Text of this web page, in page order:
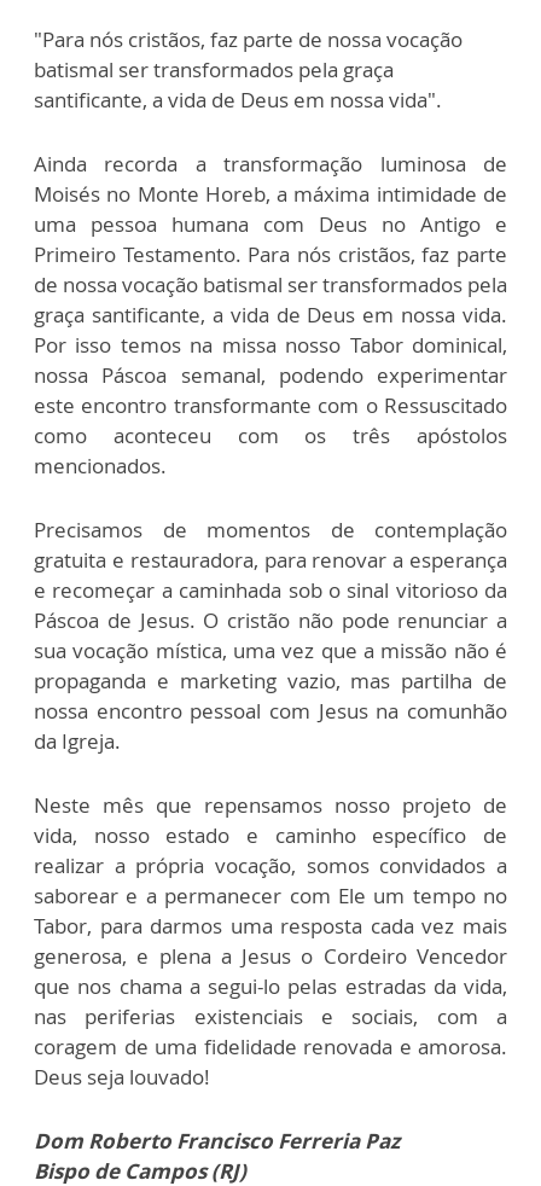
"Para nós cristãos, faz parte de nossa vocação
batismal ser transformados pela graça
santificante, a vida de Deus em nossa vida".
Ainda recorda a transformação luminosa de
Moisés no Monte Horeb, a máxima intimidade de
uma pessoa humana com Deus no Antigo e
Primeiro Testamento. Para nós cristãos, faz parte
de nossa vocação batismal ser transformados pela
graça santificante, a vida de Deus em nossa vida.
Por isso temos na missa nosso Tabor dominical,
nossa Páscoa semanal, podendo experimentar
este encontro transformante com o Ressuscitado
como aconteceu com os três apóstolos
mencionados.
Precisamos de momentos de contemplação
gratuita e restauradora, para renovar a esperança
e recomeçar a caminhada sob o sinal vitorioso da
Páscoa de Jesus. O cristão não pode renunciar a
sua vocação mística, uma vez que a missão não é
propaganda e marketing vazio, mas partilha de
nossa encontro pessoal com Jesus na comunhão
da Igreja.
Neste mês que repensamos nosso projeto de
vida, nosso estado e caminho específico de
realizar a própria vocação, somos convidados a
saborear e a permanecer com Ele um tempo no
Tabor, para darmos uma resposta cada vez mais
generosa, e plena a Jesus o Cordeiro Vencedor
que nos chama a segui-lo pelas estradas da vida,
nas periferias existenciais e sociais, com a
coragem de uma fidelidade renovada e amorosa.
Deus seja louvado!
Dom Roberto Francisco Ferreria Paz
Bispo de Campos (RJ)